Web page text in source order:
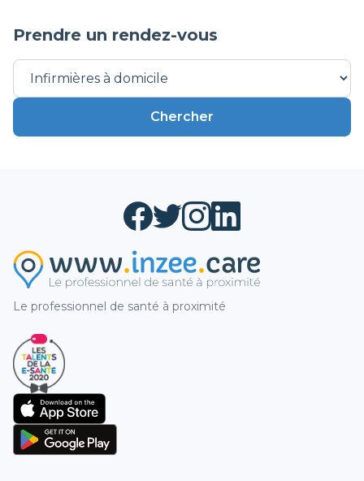
Intervention Monka
Prendre un rendez-vous
Chercher
Le professionnel de santé à proximité